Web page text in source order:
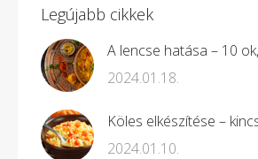
Legújabb cikkek
A lencse hatása – 10
2024.01.18.
Köles elkészítése –
2024.01.10.